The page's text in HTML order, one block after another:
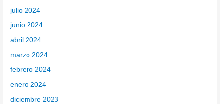
julio 2024
junio 2024
abril 2024
marzo 2024
febrero 2024
enero 2024
diciembre 2023